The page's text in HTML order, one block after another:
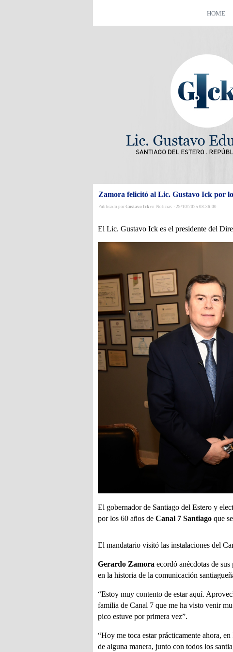
HOME
Zamora felicitó al Lic. Gustavo Ick por
Publicado por Gustavo Ick en Noticias · 29/10/2025 08:36:00
El Lic. Gustavo Ick es el presidente del
El gobernador de Santiago del Estero y
por los 60 años de Canal 7 Santiago que
El mandatario visitó las instalaciones del
Gerardo Zamora ecordó anécdotas de
en la historia de la comunicación
“Estoy muy contento de estar aquí.
familia de Canal 7 que me ha visto venir
pico estuve por primera vez”.
“Hoy me toca estar prácticamente ahora,
de alguna manera, junto con todos los